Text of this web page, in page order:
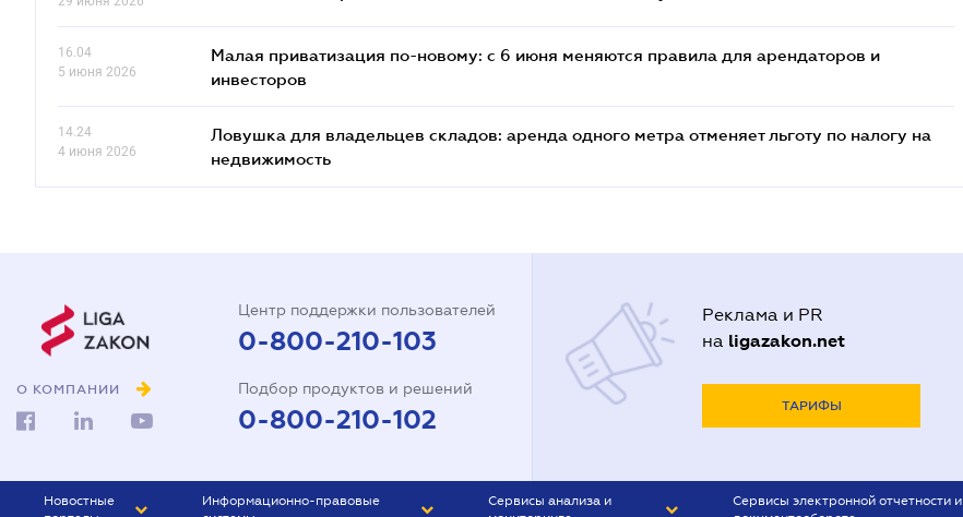
16.04
5 июня 2026
Малая приватизация по-новому: с 6 июня меняются правила для арендаторов и
инвесторов
14.24
4 июня 2026
Ловушка для владельцев складов: аренда одного метра отменяет льготу по налогу на
недвижимость
О КОМПАНИИ
Центр поддержки пользователей
0-800-210-103
Подбор продуктов и решений
0-800-210-102
Реклама и PR
на ligazakon.net
ТАРИФЫ
Новостные
Информационно-правовые
Сервисы анализа и
Сервисы электронной отчетности и